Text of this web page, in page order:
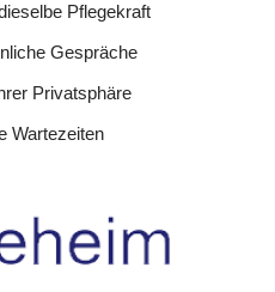
Pflegekraft
Gespräche
Privatsphäre
Wartezeiten